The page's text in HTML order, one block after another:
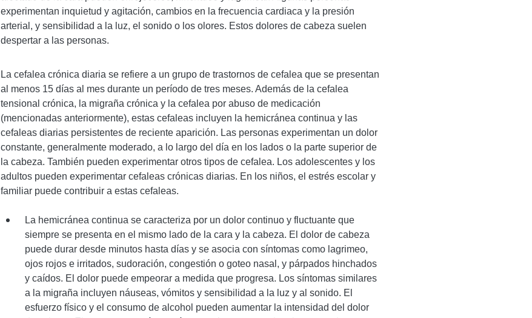
experimentan inquietud y agitación, cambios en la frecuencia cardiaca y la presión
arterial, y sensibilidad a la luz, el sonido o los olores. Estos dolores de cabeza suelen
despertar a las personas.
La cefalea crónica diaria se refiere a un grupo de trastornos de cefalea que se presentan
al menos 15 días al mes durante un período de tres meses. Además de la cefalea
tensional crónica, la migraña crónica y la cefalea por abuso de medicación
(mencionadas anteriormente), estas cefaleas incluyen la hemicránea continua y las
cefaleas diarias persistentes de reciente aparición. Las personas experimentan un dolor
constante, generalmente moderado, a lo largo del día en los lados o la parte superior de
la cabeza. También pueden experimentar otros tipos de cefalea. Los adolescentes y los
adultos pueden experimentar cefaleas crónicas diarias. En los niños, el estrés escolar y
familiar puede contribuir a estas cefaleas.
La hemicránea continua se caracteriza por un dolor continuo y fluctuante que
siempre se presenta en el mismo lado de la cara y la cabeza. El dolor de cabeza
puede durar desde minutos hasta días y se asocia con síntomas como lagrimeo,
ojos rojos e irritados, sudoración, congestión o goteo nasal, y párpados hinchados
y caídos. El dolor puede empeorar a medida que progresa. Los síntomas similares
a la migraña incluyen náuseas, vómitos y sensibilidad a la luz y al sonido. El
esfuerzo físico y el consumo de alcohol pueden aumentar la intensidad del dolor